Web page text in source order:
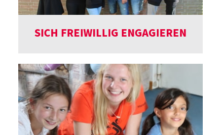
SICH FREIWILLIG ENGAGIEREN